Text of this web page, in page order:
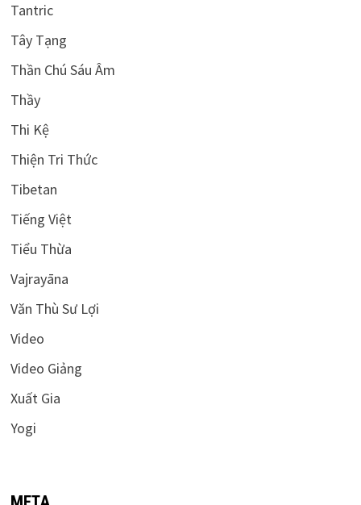
Tantric
Tây Tạng
Thần Chú Sáu Âm
Thầy
Thi Kệ
Thiện Tri Thức
Tibetan
Tiếng Việt
Tiểu Thừa
Vajrayāna
Văn Thù Sư Lợi
Video
Video Giảng
Xuất Gia
Yogi